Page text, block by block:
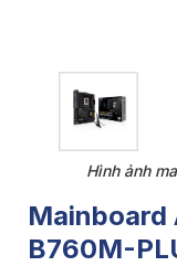
Hình ảnh
Mainboard
B760M-